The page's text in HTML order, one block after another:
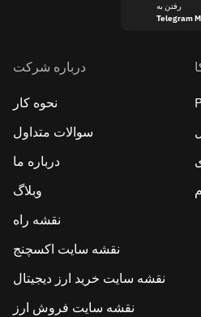
رفتن به
Telegram
درباره شرکت
نحوه کار
سوالات متداول
درباره ما
وبلاگ
نقشه راه
نقشه سایت اکسچنج
نقشه سایت خرید ارز دیجیتال
نقشه سایت فروش ارز